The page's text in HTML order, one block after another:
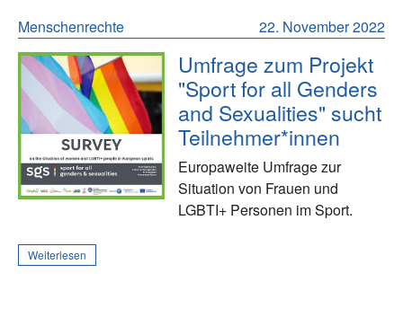
22. November 2022
Menschenrechte
Umfrage zum Projekt
"Sport for all Genders
and Sexualities" sucht
Teilnehmer*innen
Europaweite Umfrage zur
Situation von Frauen und
LGBTI+ Personen im Sport.
Weiterlesen